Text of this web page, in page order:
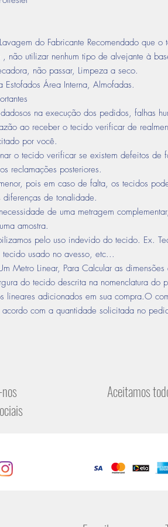
do Fabricante Recomendado que o
, não utilizar nenhum tipo de alvejante à
não passar, Limpeza a seco.
Estofados Área Interna, Almofadas.
na execução dos pedidos, falhas
ao receber o tecido verificar de
por você.
o tecido verificar se existem defeitos de
reclamações posteriores.
pois em caso de falta, os tecidos
diferenças de tonalidade.
de uma metragem
amostra.
pelo uso indevido do tecido. Ex.
usado no avesso, etc...
Metro Linear, Para Calcular as
do tecido descrita na nomenclatura do
lineares adicionados em sua compra.O
com a quantidade solicitada no
Aceitamos